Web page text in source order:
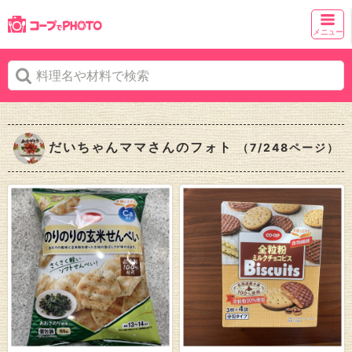
メニュー
だいちゃんママさんのフォト （7/248ページ）